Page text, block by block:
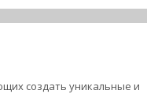
создать уникальные и